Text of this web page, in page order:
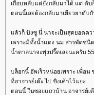
เกือบหลับแต่ยังกลับมาได้ แต่ ตั
ตอนนี้เลยต้องกลับมาเยียวยาตับ
ล้วก็ บิงซู นี่ น่าจะเป็นสุดยอดค
เพราะมีทั้งน้ำแดง นม สารพัดช
น้ำตาลน่าจะพุ่งปรี๊ดเลยนะครับ
บล็อกนี้ อัพเร็วหน่อยเพราะ เพื่อ
ที่อาจารย์เต๊ะ ไป ขิงเค้าไว้แยะ
ตอนนี้ ในซอยแถวบ้าน อาจารย์เ